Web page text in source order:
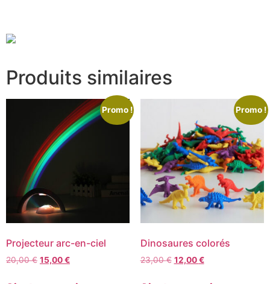
Produits similaires
Promo !
Projecteur arc-en-ciel
20,00€ 15,00€
Promo !
Dinosaures colorés
23,00€ 12,00€